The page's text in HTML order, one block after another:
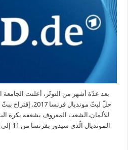
حلّ لبثّ مونديال
للألمان،الشعب المعروف بشغفه بكرة